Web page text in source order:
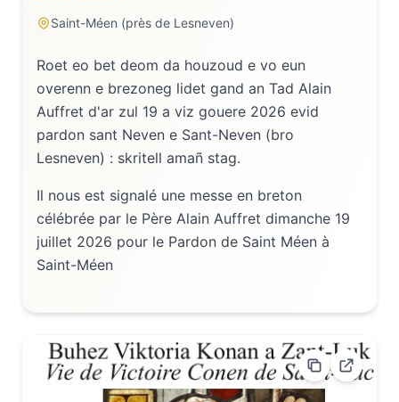
Saint-Méen (près de Lesneven)
Roet eo bet deom da houzoud e vo eun
overenn e brezoneg lidet gand an Tad Alain
Auffret d'ar zul 19 a viz gouere 2026 evid
pardon sant Neven e Sant-Neven (bro
Lesneven) : skritell amañ stag.
Il nous est signalé une messe en breton
célébrée par le Père Alain Auffret dimanche 19
juillet 2026 pour le Pardon de Saint Méen à
Saint-Méen